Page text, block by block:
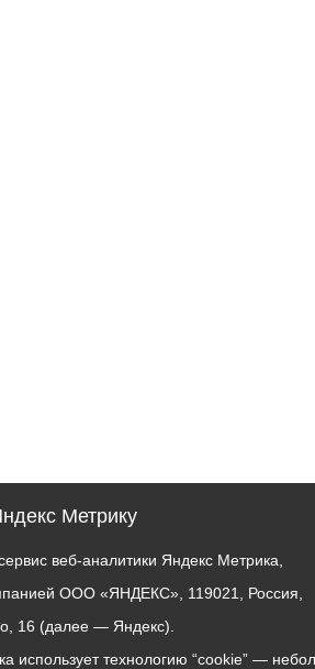
Метрику
веб-аналитики Яндекс Метрика,
ООО «ЯНДЕКС», 119021, Россия,
16 (далее — Яндекс).
использует технологию “cookie” —